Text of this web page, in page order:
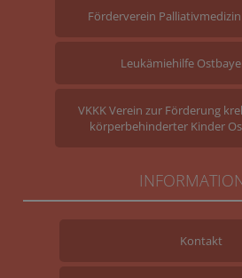
Förderverein Palliativmedizin
Leukämiehilfe
VKKK Verein zur Förderung
körperbehinderter Kinder
Kontakt